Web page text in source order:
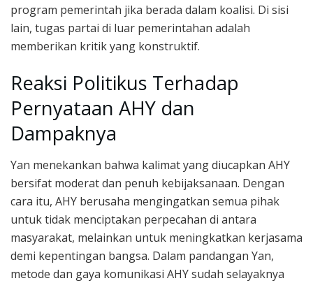
program pemerintah jika berada dalam koalisi. Di sisi
lain, tugas partai di luar pemerintahan adalah
memberikan kritik yang konstruktif.
Reaksi Politikus Terhadap
Pernyataan AHY dan
Dampaknya
Yan menekankan bahwa kalimat yang diucapkan AHY
bersifat moderat dan penuh kebijaksanaan. Dengan
cara itu, AHY berusaha mengingatkan semua pihak
untuk tidak menciptakan perpecahan di antara
masyarakat, melainkan untuk meningkatkan kerjasama
demi kepentingan bangsa. Dalam pandangan Yan,
metode dan gaya komunikasi AHY sudah selayaknya